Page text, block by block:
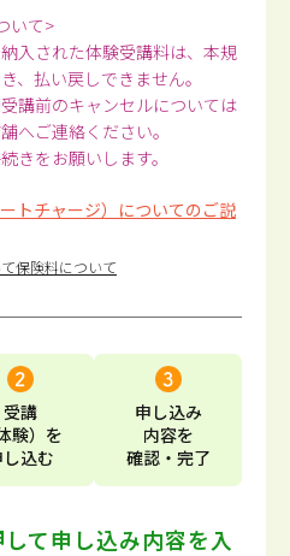
いて>
入された体験受講料は、本規
、払い戻しできません。
講前のキャンセルについては
へご連絡ください。
きをお願いします。
トチャージ）についてのご説
保険料について
受講
験） を
し込む
申し込み
内容を
確認・完了
て申し込み内容を入